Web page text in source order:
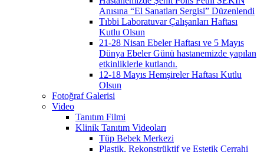
Anısına “El Sanatları Sergisi” Düzenlendi
Tıbbi Laboratuvar Çalışanları Haftası
Kutlu Olsun
21-28 Nisan Ebeler Haftası ve 5 Mayıs
Dünya Ebeler Günü hastanemizde yapılan
etkinliklerle kutlandı.
12-18 Mayıs Hemşireler Haftası Kutlu
Olsun
Fotoğraf Galerisi
Video
Tanıtım Filmi
Klinik Tanıtım Videoları
Tüp Bebek Merkezi
Plastik, Rekonstrüktif ve Estetik Cerrahi